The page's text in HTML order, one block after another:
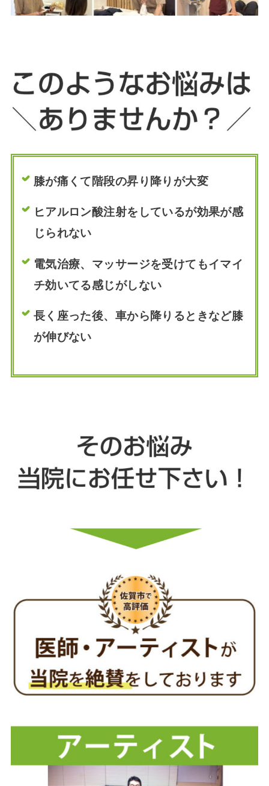
膝が痛くて階段の昇り降りが大変
ヒアルロン酸注射をしているが効果が感
じられない
電気治療、マッサージを受けてもイマイ
チ効いてる感じがしない
長く座った後、車から降りるときなど膝
が伸びない